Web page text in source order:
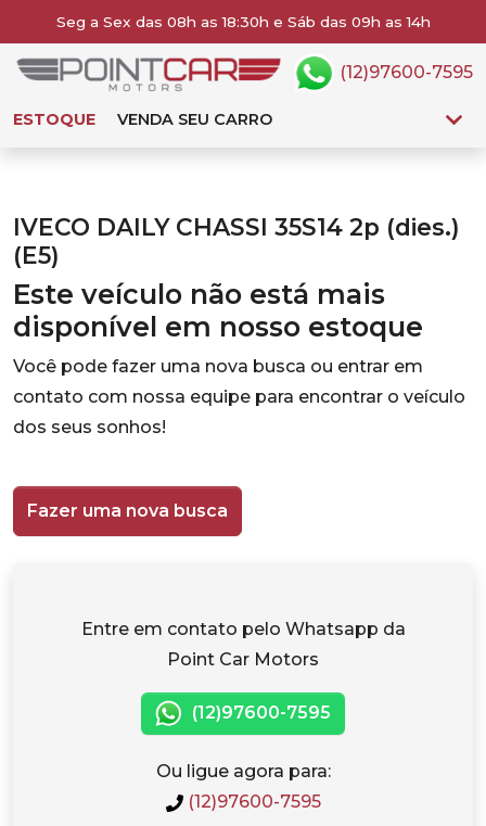
Seg a Sex das 08h as 18:30h e Sáb das 09h as 14h
ESTOQUE VENDA SEU CARRO
(12)97600-7595
IVECO DAILY CHASSI 35S14 2p (dies.)
(E5)
Este veículo não está mais
disponível em nosso estoque
Você pode fazer uma nova busca ou entrar em
contato com nossa equipe para encontrar o veículo
dos seus sonhos!
Fazer uma nova busca
Entre em contato pelo Whatsapp da
Point Car Motors
(12)97600-7595
Ou ligue agora para:
(12)97600-7595